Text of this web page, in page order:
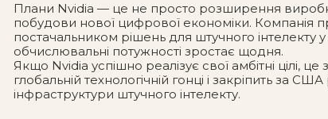
Плани Nvidia — це не просто розширення
побудови нової цифрової економіки. Компанія
постачальником рішень для штучного інтелекту у
обчислювальні потужності зростає щодня.
Якщо Nvidia успішно реалізує свої амбітні цілі,
глобальній технологічній гонці і закріпить за
інфраструктури штучного інтелекту.